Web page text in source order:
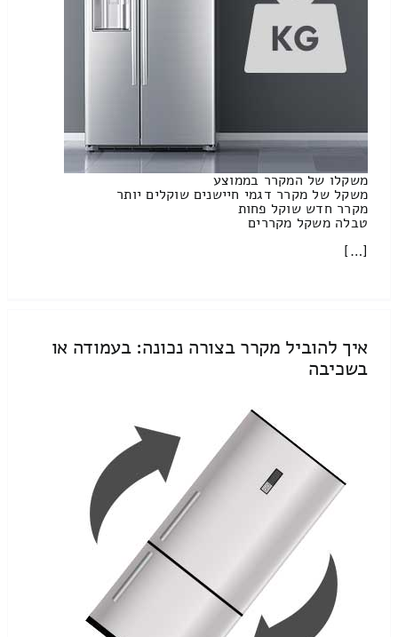
משקלו של המקרר בממוצע
משקל של מקרר דגמי חיישנים שוקלים יותר
מקרר חדש שוקל פחות
טבלה משקל מקררים
[…]
איך להוביל מקרר בצורה נכונה: בעמודה או
בשכיבה